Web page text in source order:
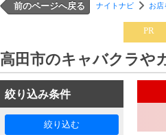
前のページへ戻る ナイトナビ お店
PR
高田市のキャバクラや
絞り込み条件
絞り込む